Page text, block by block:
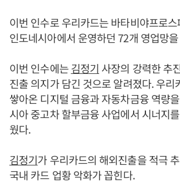
이번 인수로 우리카드는 바타비야프로
인도네시아에서 운영하던 72개 영업망
이번 인수에는김정기 사장의 강력한 추
진출 의지가 담긴 것으로 알려졌다. 우리
쌓아온 디지털 금융과 자동차금융 역량
시아 중고차 할부금융 사업에서 시너지
웠다.
김정기가 우리카드의 해외진출을 적극
국내 카드 업황 악화가 꼽힌다.